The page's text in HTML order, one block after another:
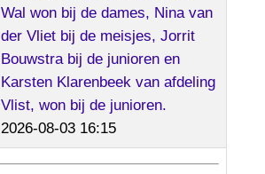
Wal won bij de dames, Nina van
der Vliet bij de meisjes, Jorrit
Bouwstra bij de junioren en
Karsten Klarenbeek van afdeling
Vlist, won bij de junioren.
2026-08-03 16:15